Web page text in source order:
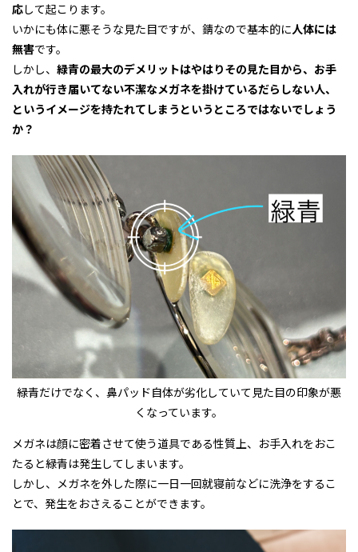
応して起こります。
いかにも体に悪そうな見た目ですが、錆なので基本的に人体には
無害です。
しかし、 緑青の最大のデメリットはやはりその見た目から、お手
入れが行き届いてない不潔なメガネを掛けているだらしない人、
というイメージを持たれてしまうというところではないでしょう
か？
緑青だけでなく、鼻パッド自体が劣化していて見た目の印象が悪
くなっています。
メガネは顔に密着させて使う道具である性質上、お手入れをおこ
たると緑青は発生してしまいます。
しかし、メガネを外した際に一日一回就寝前などに洗浄をするこ
とで、発生をおさえることができます。